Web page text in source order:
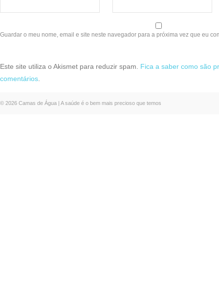
Guardar o meu nome, email e site neste navegador para a próxima vez que eu
Este site utiliza o Akismet para reduzir spam. Fica a saber como são
comentários
© 2026 Camas de Água | A saúde é o bem mais precioso que temos